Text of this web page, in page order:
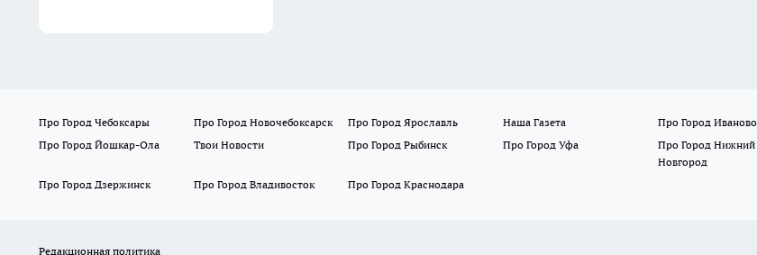
Про Город Чебоксары Про Город Новочебоксарск Про Город Ярославль Наша Газета
Про Город Иваново
Про Город Йошкар-Ола
Твои Новости Про Город Рыбинск Про Город Уфа
Про Город Нижний
Новгород
Про Город Дзержинск
Про Город Владивосток Про Город Краснодара
Редакционная политика